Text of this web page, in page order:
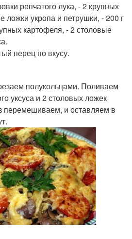
репчатого лука, - 2 крупных
ложки укропа и петрушки, - 200 г
картофеля, - 2 столовые
перец по вкусу.
полукольцами. Поливаем
уксуса и 2 столовых ложек
перемешиваем, и оставляем в